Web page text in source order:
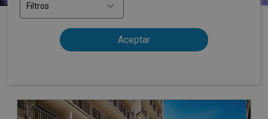
Filtros
OBRA NUEVA